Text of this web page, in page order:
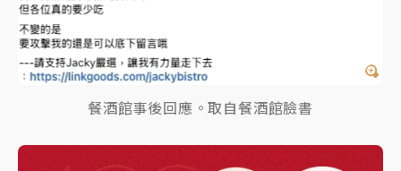
餐酒館事後回應。取自餐酒館臉書